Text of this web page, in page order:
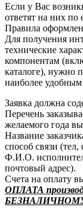
Если у Вас
ответят на них по
Правила
Для получения
технические
компонентам
каталоге), нужно
наиболее
Заявка должна
Перечень
желаемого года
Название
способ связи (тел,
Ф.И.О.
почтовый адрес).
Счета на оплату
ОПЛАТА
БЕЗНАЛИЧНОМУ